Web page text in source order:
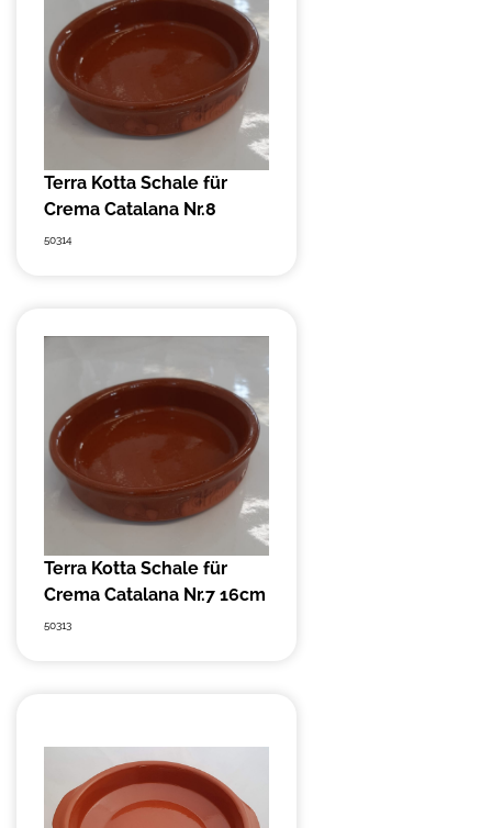
Terra Kotta Schale für
Crema Catalana Nr.8
50314
Terra Kotta Schale für
Crema Catalana Nr.7 16cm
50313